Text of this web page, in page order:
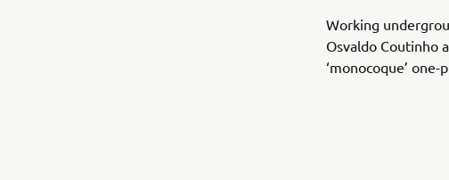
Working
Osvaldo Coutinho
‘monocoque’